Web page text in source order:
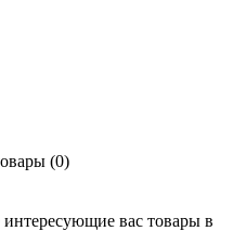
(0)
вас товары в